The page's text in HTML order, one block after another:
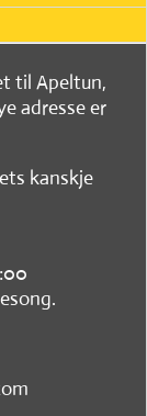
til Apeltun,
adresse er
kanskje